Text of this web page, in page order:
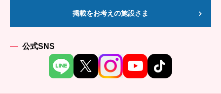
掲載をお考えの施設さま
公式SNS